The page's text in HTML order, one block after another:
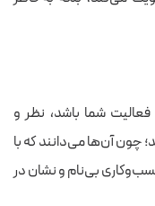
شما باشد، نظر و
چون آن‌ها می‌دانند که با
بی‌نام و نشان در